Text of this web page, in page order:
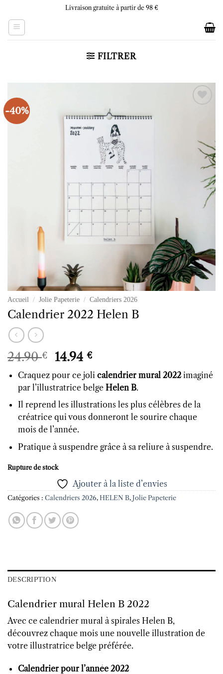
content
Livraison gratuite à partir de 98 €
FILTRER
-40%
Accueil / Jolie Papeterie / Calendriers 2026
Calendrier 2022 Helen B
24.90€
Le
initial
était :
24.90 €.
14.94€Le
prix
actuel
est :
14.94 €.
Craquez pour ce joli calendrier mural 2022imaginé
par l’illustratrice belge Helen B.
Il reprend les illustrations les plus célèbres de la
créatrice qui vous donneront le sourire chaque
mois de l’année.
Pratique à suspendre grâce à sa reliure à suspendre.
Rupture de stock
Ajouter à la liste d’envies
Catégories : Calendriers 2026, HELEN B, Jolie Papeterie
DESCRIPTION
Calendrier mural Helen B 2022
Avec ce calendrier mural à spirales Helen B,
découvrez chaque mois une nouvelle illustration de
votre illustratrice belge préférée.
Calendrier pour l’année 2022